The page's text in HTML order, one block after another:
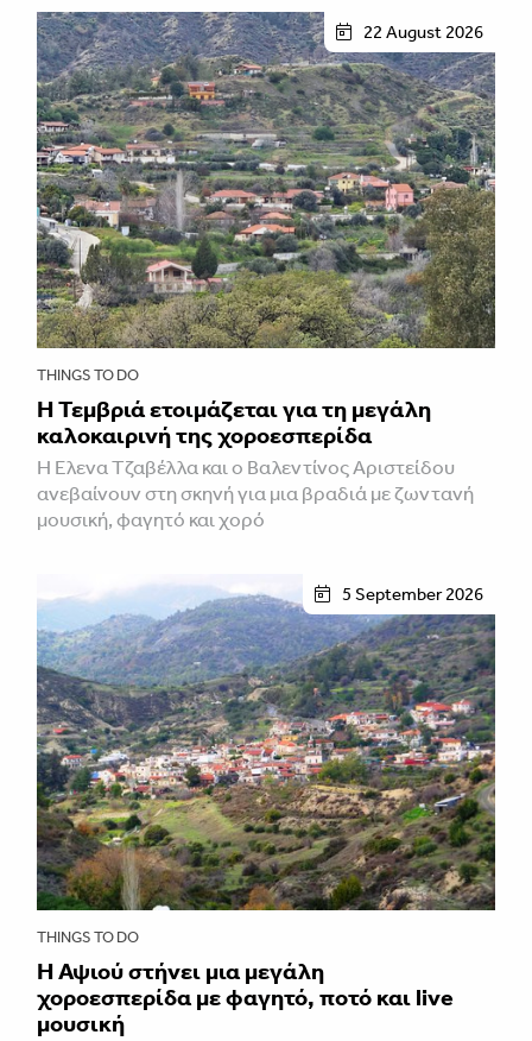
22 August 2026
THINGS TO DO
Η Τεμβριά ετοιμάζεται για τη μεγάλη
καλοκαιρινή της χοροεσπερίδα
Η Έλενα Τζαβέλλα και ο Βαλεντίνος Αριστείδου
ανεβαίνουν στη σκηνή για μια βραδιά με ζωντανή
μουσική, φαγητό και χορό
5 September 2026
THINGS TO DO
Η Αψιού στήνει μια μεγάλη
χοροεσπερίδα με φαγητό, ποτό και live
μουσική